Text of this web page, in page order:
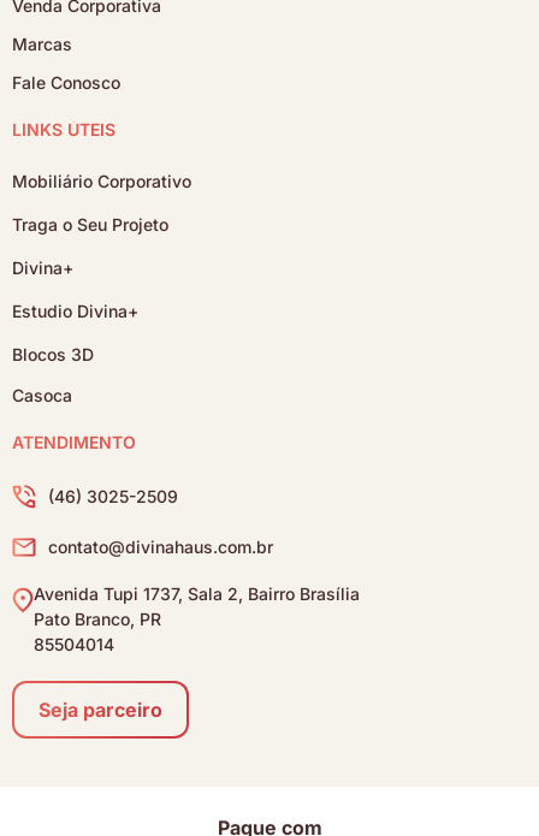
Venda Corporativa
Marcas
Fale Conosco
LINKS ÚTEIS
Mobiliário Corporativo
Traga o Seu Projeto
Divina+
Estudio Divina+
Blocos 3D
Casoca
ATENDIMENTO
(46) 3025-2509
contato@divinahaus.com.br
Avenida Tupi 1737, Sala 2, Bairro Brasília
Pato Branco, PR
85504014
Seja parceiro
Pague com